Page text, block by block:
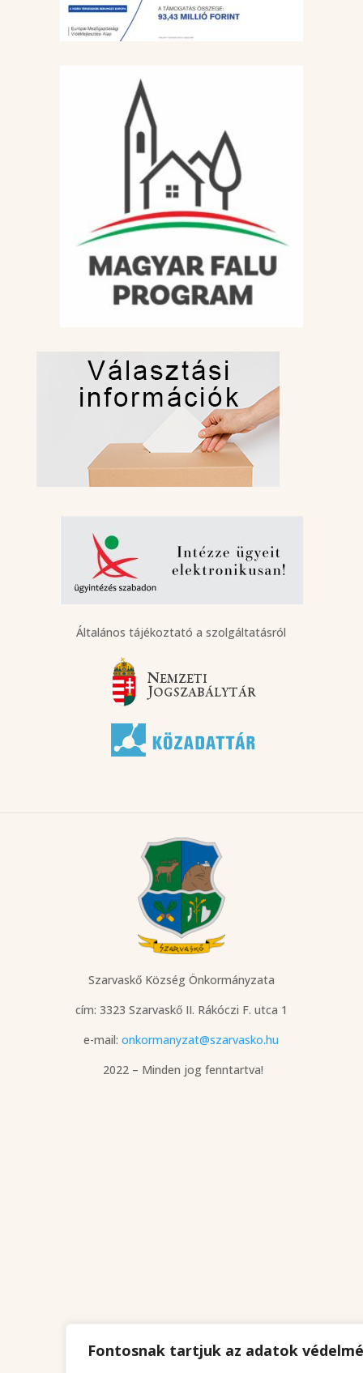
Fontosnak tartjuk az adatok
Általános tájékoztató a szolgáltatásról
Szarvaskő Község Önkormányzata
cím: 3323 Szarvaskő II. Rákóczi F. utca 1
e-mail:onkormanyzat@szarvasko.hu
2022 – Minden jog fenntartva!